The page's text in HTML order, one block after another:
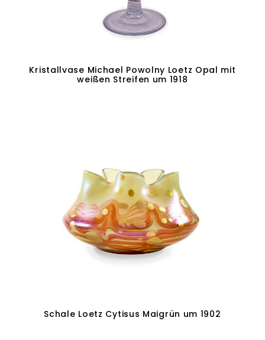
Kristallvase Michael Powolny Loetz Opal mit
weißen Streifen um 1918
Schale Loetz Cytisus Maigrün um 1902